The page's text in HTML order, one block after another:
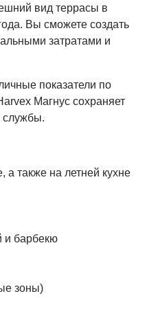
вид террасы в
Вы сможете создать
затратами и
показатели по
Магнус сохраняет
службы.
а также на летней кухне
и барбекю
зоны)